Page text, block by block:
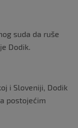
suda da ruše
Dodik.
i Sloveniji, Dodik
postojećim